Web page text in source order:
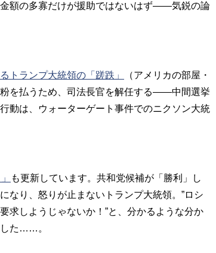
額の多寡だけが援助ではないはず――気鋭の論
トランプ大統領の「蹉跌」
（アメリカの部屋・
を払うため、司法長官を解任する――中間選挙
動は、ウォーターゲート事件でのニクソン大統
も更新しています。共和党候補が「勝利」し
なり、怒りが止まないトランプ大統領。”ロシ
求しようじゃないか！”と、分かるような分か
した……。